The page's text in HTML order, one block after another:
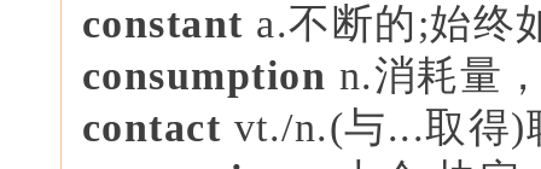
constant a.不断的;始终
consumption n.消耗量
contact vt./n.(与...取得)